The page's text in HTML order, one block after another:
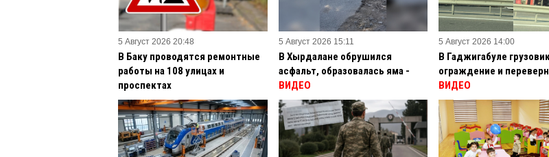
5 Август 2026 20:48
В Баку проводятся ремонтные
работы на 108 улицах и
проспектах
5 Август 2026 15:11
В Хырдалане обрушился
асфальт, образовалась яма -
ВИДЕО
5 Август 2026 14:00
В Гаджигабуле
ограждение и
ВИДЕО